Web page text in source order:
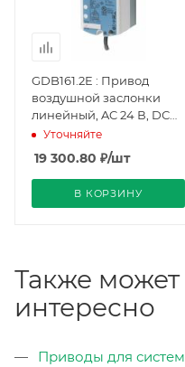
GDB161.2E : Привод
воздушной заслонки
линейный, AC 24 В, DС
0…10 В, 125 Н, 150 с,
потенциометр
(BPZ:GDB161.2E), Siemens
Уточняйте
19 300.80 ₽/шт
В КОРЗИНУ
Также может
интересно
Приводы для